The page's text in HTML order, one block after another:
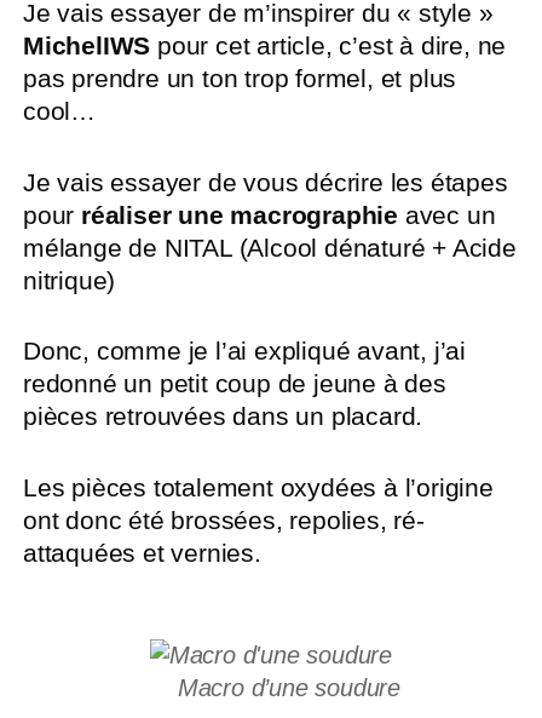
Je vais essayer de m’inspirer du « style »
MichelIWS pour cet article, c’est à dire, ne
pas prendre un ton trop formel, et plus
cool…
Je vais essayer de vous décrire les étapes
pour réaliser une macrographie avec un
mélange de NITAL (Alcool dénaturé + Acide
nitrique)
Donc, comme je l’ai expliqué avant, j’ai
redonné un petit coup de jeune à des
pièces retrouvées dans un placard.
Les pièces totalement oxydées à l’origine
ont donc été brossées, repolies, ré-
attaquées et vernies.
Macro d’une soudure